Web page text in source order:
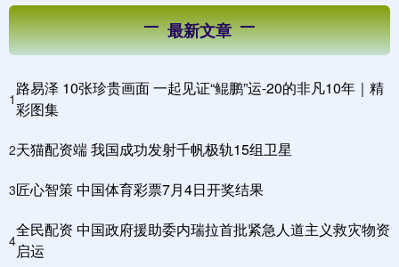
最新文章
1
路易泽 10张珍贵画面 一起见证“鲲鹏”运-20的非凡10年｜精
彩图集
2天猫配资端 我国成功发射千帆极轨15组卫星
3匠心智策 中国体育彩票7月4日开奖结果
4
全民配资 中国政府援助委内瑞拉首批紧急人道主义救灾物资
启运